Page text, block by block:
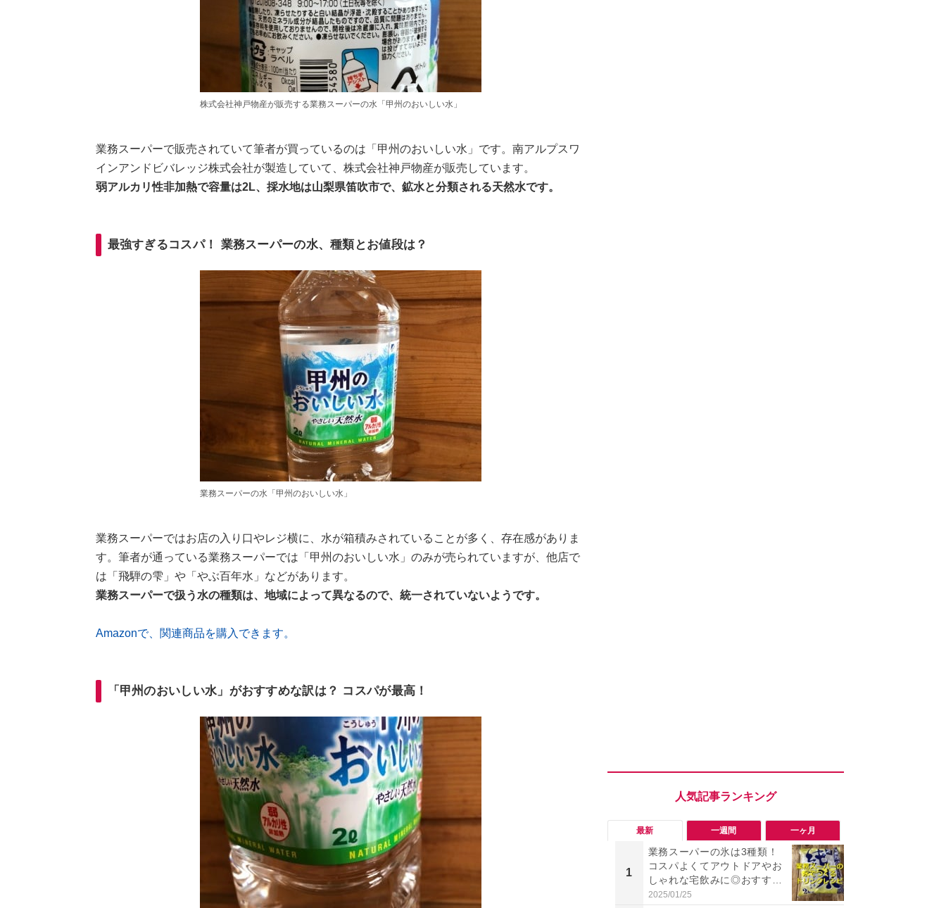
株式会社神戸物産が販売する業務スーパーの水「甲州のおいしい水」
業務スーパーで販売されていて筆者が買っているのは「甲州のおいしい水」です。南アルプスワ
インアンドビバレッジ株式会社が製造していて、株式会社神戸物産が販売しています。
弱アルカリ性非加熱で容量は2L、採水地は山梨県笛吹市で、鉱水と分類される天然水です。
最強すぎるコスパ！ 業務スーパーの水、種類とお値段は？
業務スーパーの水「甲州のおいしい水」
業務スーパーではお店の入り口やレジ横に、水が箱積みされていることが多く、存在感がありま
す。筆者が通っている業務スーパーでは「甲州のおいしい水」のみが売られていますが、他店で
は「飛騨の雫」や「やぶ百年水」などがあります。
業務スーパーで扱う水の種類は、地域によって異なるので、統一されていないようです。
Amazonで、関連商品を購入できます。
「甲州のおいしい水」がおすすめな訳は？ コスパが最高！
最新 一週間 一ヶ月
1
業務スーパーの氷は3種類！
コスパよくてアウトドアやお
しゃれな宅飲みに◎おすすめ
は2kg「純氷 オーロラアイ
2025/01/25